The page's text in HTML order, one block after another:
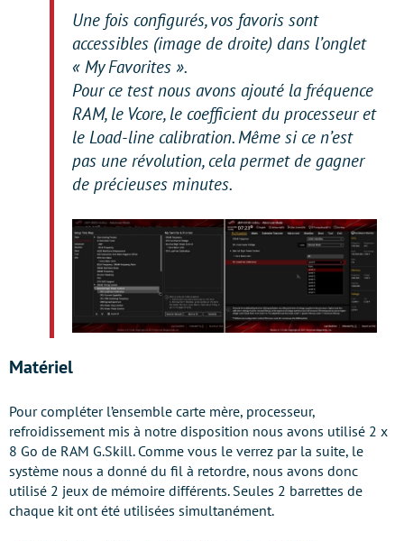
Une fois configurés, vos favoris sont
accessibles (image de droite) dans l’onglet
« My Favorites ».
Pour ce test nous avons ajouté la fréquence
RAM, le Vcore, le coefficient du processeur et
le Load-line calibration. Même si ce n’est
pas une révolution, cela permet de gagner
de précieuses minutes.
Matériel
Pour compléter l’ensemble carte mère, processeur,
refroidissement mis à notre disposition nous avons utilisé 2 x
8 Go de RAM G.Skill. Comme vous le verrez par la suite, le
système nous a donné du fil à retordre, nous avons donc
utilisé 2 jeux de mémoire différents. Seules 2 barrettes de
chaque kit ont été utilisées simultanément.